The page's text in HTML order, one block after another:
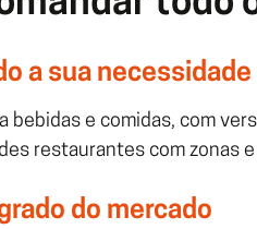
a sua necessidade
bebidas e comidas, com
restaurantes com zonas
do mercado